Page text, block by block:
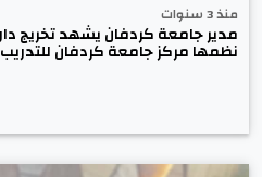
منذ 3 سنوات
مدير جامعة كردفان يشهد تخريج
نظمها مركز جامعة كردفان